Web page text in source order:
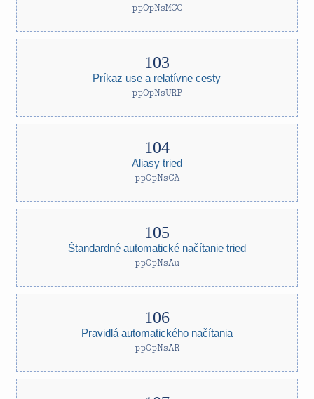
ppOpNsMCC
Príkaz use a relatívne cesty
ppOpNsURP
Aliasy tried
ppOpNsCA
Štandardné automatické načítanie tried
ppOpNsAu
Pravidlá automatického načítania
ppOpNsAR